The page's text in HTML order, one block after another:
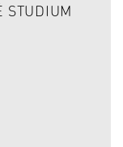
STUDIUM